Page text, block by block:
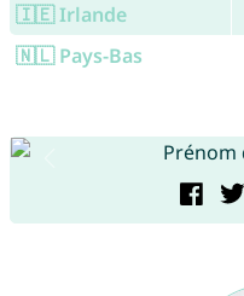
🇮🇪 Irlande
🇳🇱 Pays-Bas